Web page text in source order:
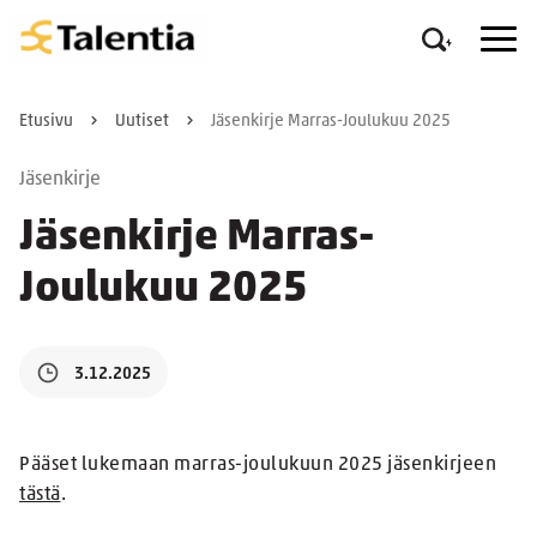
Etusivu Uutiset Jäsenkirje Marras-Joulukuu 2025
Jäsenkirje
Jäsenkirje Marras-
Joulukuu 2025
3.12.2025
Pääset lukemaan marras-joulukuun 2025 jäsenkirjeen
tästä.